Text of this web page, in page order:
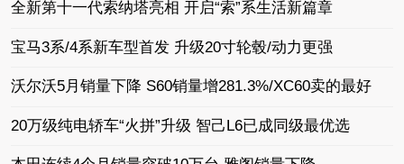
全新第十一代索纳塔亮相 开启“索”系生活新篇章
宝马3系/4系新车型首发 升级20寸轮毂/动力更强
沃尔沃5月销量下降 S60销量增281.3%/XC60卖的最好
20万级纯电轿车“火拼”升级 智己L6已成同级最优选